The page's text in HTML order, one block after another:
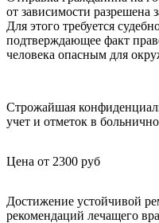
от зависимости разрешена
Для этого требуется
подтверждающее факт
человека опасным для
Строжайшая
учет и отметок в
Цена от 2300 руб
Достижение устойчивой
рекомендаций лечащего